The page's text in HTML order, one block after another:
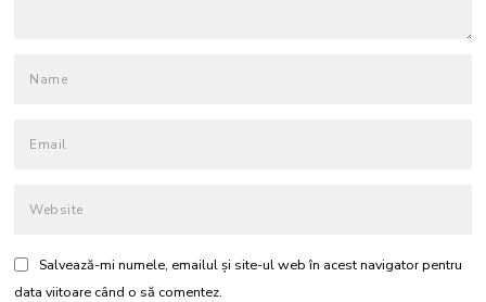
Salvează-mi numele, emailul și site-ul web în acest navigator pentru
data viitoare când o să comentez.